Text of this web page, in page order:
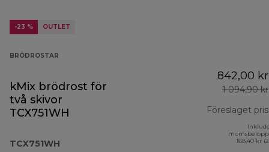
-23 % OUTLET
BRÖDROSTAR
kMix brödrost för
två skivor
TCX751WH
TCX751WH
842,00 kr
1 094,90 kr
Föreslaget pris
168,40 kr